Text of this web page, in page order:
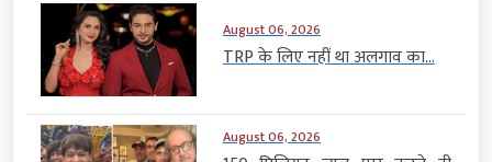
August 06, 2026
TRP के लिए नहीं था अलगाव का...
August 06, 2026